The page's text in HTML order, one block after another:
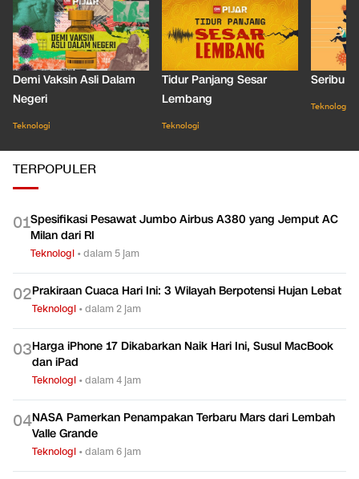
Demi Vaksin Asli Dalam
Negeri
Teknologi
Tidur Panjang Sesar
Lembang
Teknologi
Seribu
Teknologi
TERPOPULER
01Spesifikasi Pesawat Jumbo Airbus A380 yang Jemput AC
Milan dari RI
Teknologi •dalam 5 jam
02Prakiraan Cuaca Hari Ini: 3 Wilayah Berpotensi Hujan Lebat
Teknologi •dalam 2 jam
03Harga iPhone 17 Dikabarkan Naik Hari Ini, Susul MacBook
dan iPad
Teknologi •dalam 4 jam
04NASA Pamerkan Penampakan Terbaru Mars dari Lembah
Valle Grande
Teknologi •dalam 6 jam